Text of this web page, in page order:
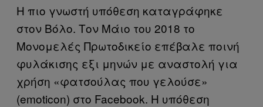
Η πιο γνωστή υπόθεση καταγράφηκε
στον Βόλο. Τον Μάιο του 2018 το
Μονομελές Πρωτοδικείο επέβαλε ποινή
φυλάκισης εξι μηνών με αναστολή για
χρήση «φατσούλας που γελούσε»
(emoticon) στο Facebook. Η υπόθεση